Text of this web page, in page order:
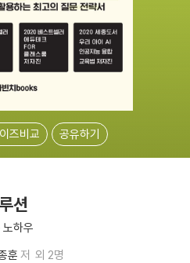
즈비교 공유하기
션
하우
훈 저 외 2명